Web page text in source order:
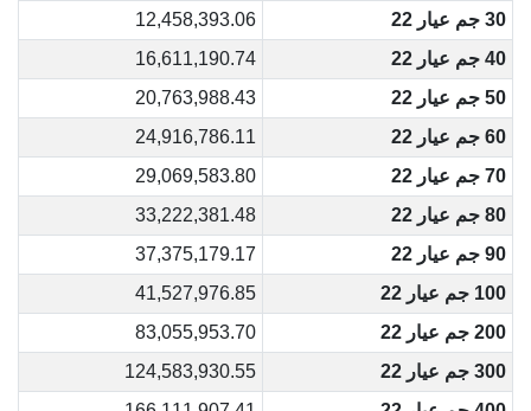
30 جم عيار 22
12,458,393.06
40 جم عيار 22
16,611,190.74
50 جم عيار 22
20,763,988.43
60 جم عيار 22
24,916,786.11
70 جم عيار 22
29,069,583.80
80 جم عيار 22
33,222,381.48
90 جم عيار 22
37,375,179.17
100 جم عيار 22
41,527,976.85
200 جم عيار 22
83,055,953.70
300 جم عيار 22
124,583,930.55